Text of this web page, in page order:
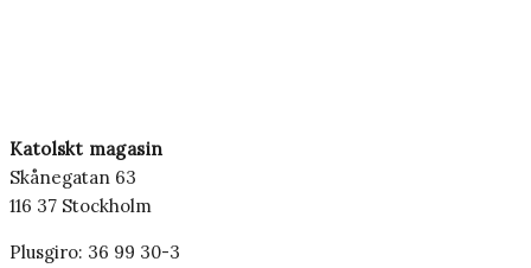
Katolskt magasin
Skånegatan 63
116 37 Stockholm
Plusgiro: 36 99 30-3